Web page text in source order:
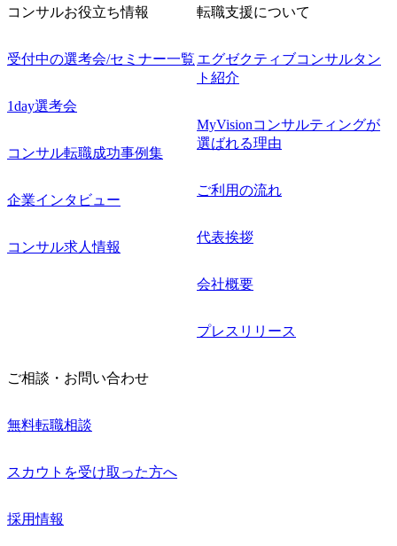
コンサルお役立ち情報
受付中の選考会/セミナー一覧
1day選考会
コンサル転職成功事例集
企業インタビュー
コンサル求人情報
転職支援について
エグゼクティブコンサルタン
ト紹介
MyVisionコンサルティングが
選ばれる理由
ご利用の流れ
代表挨拶
会社概要
プレスリリース
ご相談・お問い合わせ
無料転職相談
スカウトを受け取った方へ
採用情報